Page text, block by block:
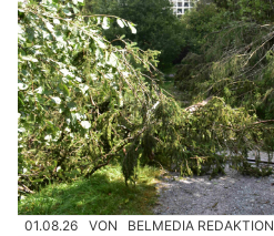
01.08.26 VON BELMEDIA REDAKTION